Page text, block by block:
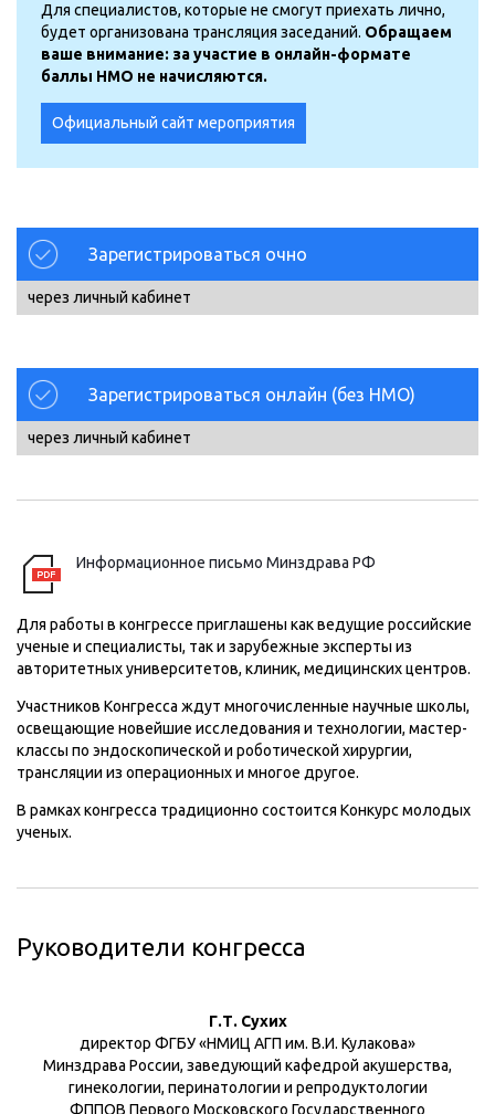
Для специалистов, которые не смогут приехать лично,
будет организована трансляция заседаний. Обращаем
ваше внимание: за участие в онлайн-формате
баллы НМО не начисляются.
Официальный сайт мероприятия
Зарегистрироваться очно
через личный кабинет
Зарегистрироваться онлайн (без НМО)
через личный кабинет
Информационное письмо Минздрава РФ
Для работы в конгрессе приглашены как ведущие российские
ученые и специалисты, так и зарубежные эксперты из
авторитетных университетов, клиник, медицинских центров.
Участников Конгресса ждут многочисленные научные школы,
освещающие новейшие исследования и технологии, мастер-
классы по эндоскопической и роботической хирургии,
трансляции из операционных и многое другое.
В рамках конгресса традиционно состоится Конкурс молодых
ученых.
Руководители конгресса
Г.Т. Сухих
директор ФГБУ «НМИЦ АГП им. В.И. Кулакова»
Минздрава России, заведующий кафедрой акушерства,
гинекологии, перинатологии и репродуктологии
ФППОВ Первого Московского Государственного